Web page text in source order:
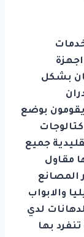
بشكل
بوضع
جميع
مقاول
المصانع
والابواب
لدي
بها